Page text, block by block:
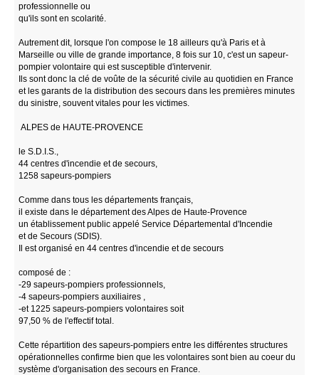
professionnelle ou
qu'ils sont en scolarité.
Autrement dit, lorsque l'on compose le 18 ailleurs qu'à Paris et à
Marseille ou ville de grande importance, 8 fois sur 10, c'est un sapeur-
pompier volontaire qui est susceptible d'intervenir.
Ils sont donc la clé de voûte de la sécurité civile au quotidien en France
et les garants de la distribution des secours dans les premières minutes
du sinistre, souvent vitales pour les victimes.
ALPES de HAUTE-PROVENCE
le S.D.I.S.,
44 centres d'incendie et de secours,
1258 sapeurs-pompiers
Comme dans tous les départements français,
il existe dans le département des Alpes de Haute-Provence
un établissement public appelé Service Départemental d'Incendie
et de Secours (SDIS).
Il est organisé en 44 centres d'incendie et de secours
composé de :
-29 sapeurs-pompiers professionnels,
-4 sapeurs-pompiers auxiliaires ,
-et 1225 sapeurs-pompiers volontaires soit
97,50 % de l'effectif total.
Cette répartition des sapeurs-pompiers entre les différentes structures
opérationnelles confirme bien que les volontaires sont bien au coeur du
système d'organisation des secours en France.